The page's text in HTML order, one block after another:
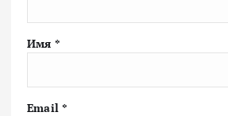
Имя *
Email *